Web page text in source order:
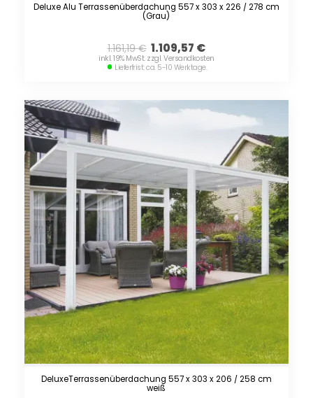
Deluxe Alu Terrassenüberdachung 557 x 303 x 226 / 278 cm
(Grau)
1.161,19€ 1.109,57 €
inkl. 19% MwSt. zzgl. Versandkosten
Lieferfrist: ca. 5-10 Werktage.
DeluxeTerrassenüberdachung 557 x 303 x 206 / 258 cm
weiß